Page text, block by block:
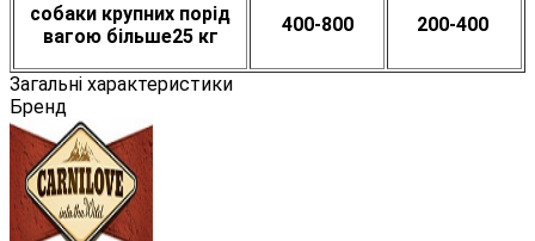
собаки крупних порід
вагою більше25 кг
400-800 200-400
Загальні характеристики
Бренд